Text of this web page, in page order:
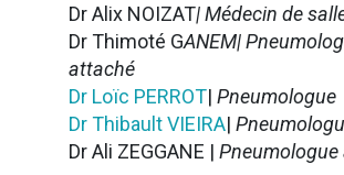
Dr Alix NOIZAT| Médecin de
Dr Thimoté GANEM|
attaché
Dr Loïc PERROT|Pneumologue
Dr Thibault VIEIRA|
Dr Ali ZEGGANE |